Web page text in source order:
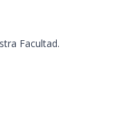
Facultad.